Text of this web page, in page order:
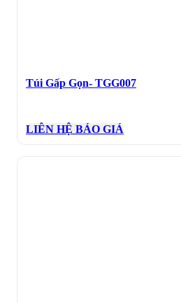
Túi Gấp Gọn- TGG007
LIÊN HỆ BÁO GIÁ